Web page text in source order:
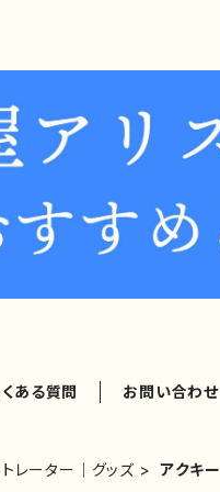
ある質問 お問い合わせ
レーター｜グッズ アクキー